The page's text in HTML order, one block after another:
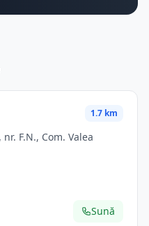
1.7 km
Sună